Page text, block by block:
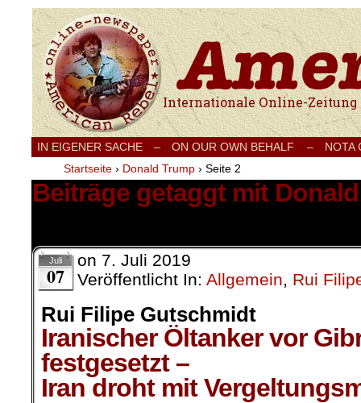
Internationale Onlinezeitung für Frieden,
IN EIGENER SACHE – ON OUR OWN BEHALF –
NOTA
Startseite › Donald Trump › Seite 2
Beiträge getaggt mit
Juli
07
on 7. Juli 2019
Veröffentlicht In: Allgemein, Rui
Rui Filipe Gutschmidt
Iranischer Öltanker vor
festgesetzt –
Iran droht mit